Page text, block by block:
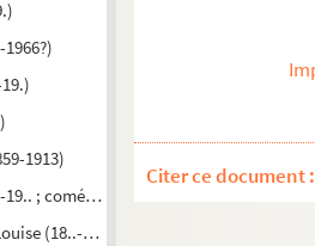
1913)
; comédienne)
(18..-19.)
Citer ce document :